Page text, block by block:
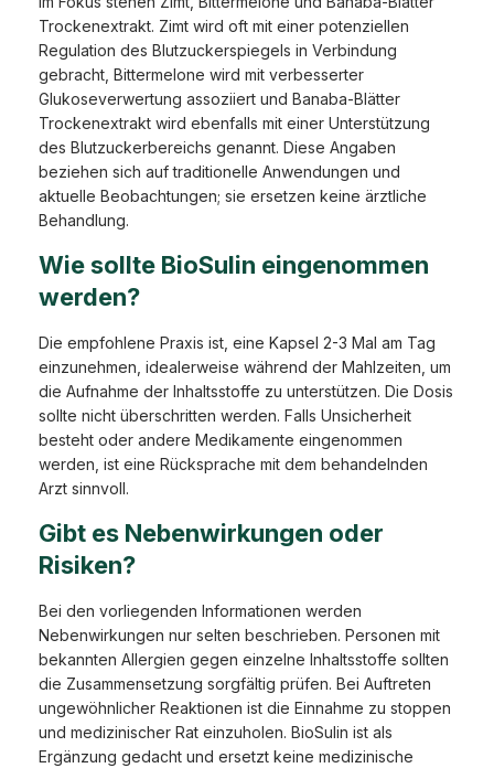
Trockenextrakt. Zimt wird oft mit einer potenziellen
Regulation des Blutzuckerspiegels in Verbindung
gebracht, Bittermelone wird mit verbesserter
Glukoseverwertung assoziiert und Banaba-Blätter
Trockenextrakt wird ebenfalls mit einer Unterstützung
des Blutzuckerbereichs genannt. Diese Angaben
beziehen sich auf traditionelle Anwendungen und
aktuelle Beobachtungen; sie ersetzen keine ärztliche
Behandlung.
Wie sollte BioSulin eingenommen
werden?
Die empfohlene Praxis ist, eine Kapsel 2-3 Mal am Tag
einzunehmen, idealerweise während der Mahlzeiten, um
die Aufnahme der Inhaltsstoffe zu unterstützen. Die Dosis
sollte nicht überschritten werden. Falls Unsicherheit
besteht oder andere Medikamente eingenommen
werden, ist eine Rücksprache mit dem behandelnden
Arzt sinnvoll.
Gibt es Nebenwirkungen oder
Risiken?
Bei den vorliegenden Informationen werden
Nebenwirkungen nur selten beschrieben. Personen mit
bekannten Allergien gegen einzelne Inhaltsstoffe sollten
die Zusammensetzung sorgfältig prüfen. Bei Auftreten
ungewöhnlicher Reaktionen ist die Einnahme zu stoppen
und medizinischer Rat einzuholen. BioSulin ist als
Ergänzung gedacht und ersetzt keine medizinische